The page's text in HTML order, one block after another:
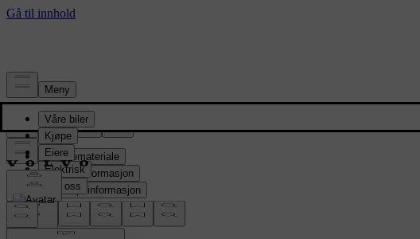
Presserom
Pressemateriale
Produktinformasjon
Selskapsinformasjon
Mediekontakter
location: